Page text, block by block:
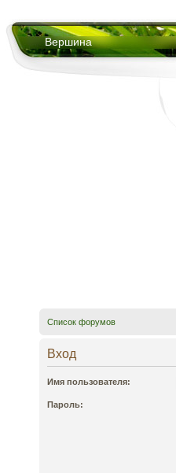
Вершина
Список форумов
Вход
Имя пользователя:
Пароль: